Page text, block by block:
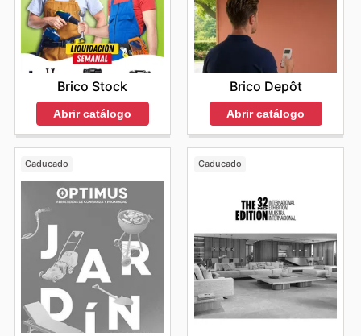
Brico Stock
Abrir catálogo
Brico Depôt
Abrir catálogo
Caducado Caducado